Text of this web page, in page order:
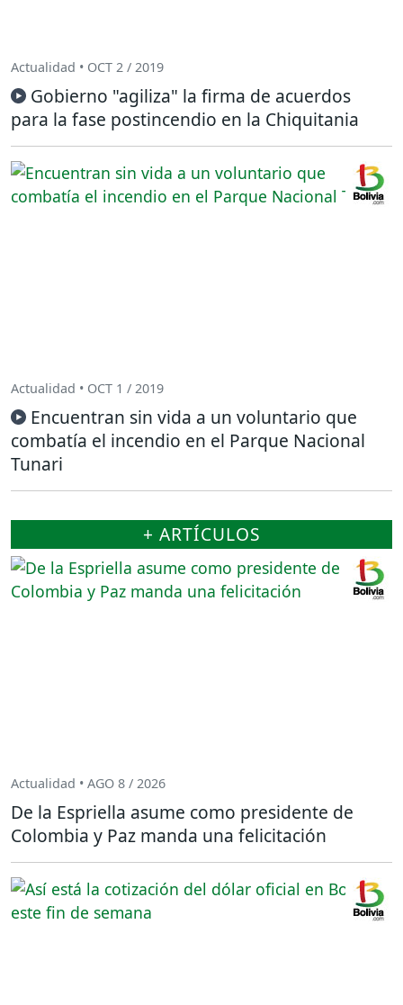
Actualidad • OCT 2 / 2019
Gobierno "agiliza" la firma de acuerdos
para la fase postincendio en la Chiquitania
Actualidad • OCT 1 / 2019
Encuentran sin vida a un voluntario que
combatía el incendio en el Parque Nacional
Tunari
+ ARTÍCULOS
Actualidad • AGO 8 / 2026
De la Espriella asume como presidente de
Colombia y Paz manda una felicitación